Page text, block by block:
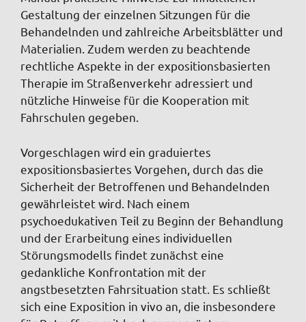
Gestaltung der einzelnen Sitzungen für die
Behandelnden und zahlreiche Arbeitsblätter und
Materialien. Zudem werden zu beachtende
rechtliche Aspekte in der expositionsbasierten
Therapie im Straßenverkehr adressiert und
nützliche Hinweise für die Kooperation mit
Fahrschulen gegeben.
Vorgeschlagen wird ein graduiertes
expositionsbasiertes Vorgehen, durch das die
Sicherheit der Betroffenen und Behandelnden
gewährleistet wird. Nach einem
psychoedukativen Teil zu Beginn der Behandlung
und der Erarbeitung eines individuellen
Störungsmodells findet zunächst eine
gedankliche Konfrontation mit der
angstbesetzten Fahrsituation statt. Es schließt
sich eine Exposition in vivo an, die insbesondere